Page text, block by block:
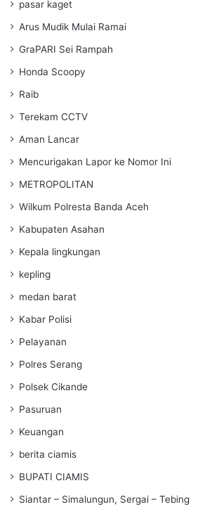
pasar kaget
Arus Mudik Mulai Ramai
GraPARI Sei Rampah
Honda Scoopy
Raib
Terekam CCTV
Aman Lancar
Mencurigakan Lapor ke Nomor Ini
METROPOLITAN
Wilkum Polresta Banda Aceh
Kabupaten Asahan
Kepala lingkungan
kepling
medan barat
Kabar Polisi
Pelayanan
Polres Serang
Polsek Cikande
Pasuruan
Keuangan
berita ciamis
BUPATI CIAMIS
Siantar – Simalungun, Sergai – Tebing